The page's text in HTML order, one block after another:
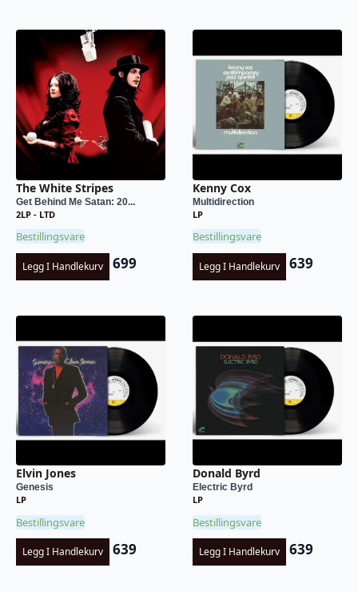
The White Stripes
Get Behind Me Satan: 20...
2LP - LTD
Bestillingsvare
Legg I Handlekurv 699
Kenny Cox
Multidirection
LP
Bestillingsvare
Legg I Handlekurv 639
Elvin Jones
Genesis
LP
Bestillingsvare
Legg I Handlekurv 639
Donald Byrd
Electric Byrd
LP
Bestillingsvare
Legg I Handlekurv 639